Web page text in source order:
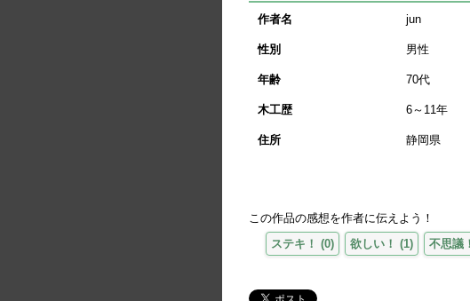
作者名 jun
性別 男性
年齢 70代
木工歴 6～11年
住所 静岡県
この作品の感想を作者に伝えよう！
ステキ！ (0) 欲しい！ (1) 不思議！